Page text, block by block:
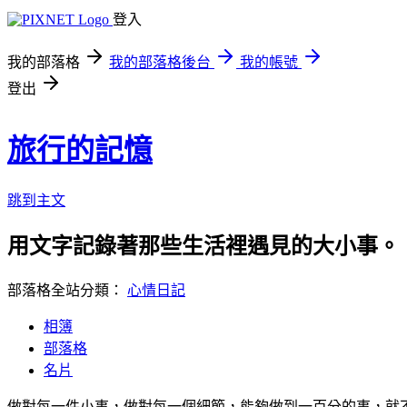
登入
我的部落格 我的部落格後台
我的帳號
登出
旅行的記憶
跳到主文
用文字記錄著那些生活裡遇見的大小事。
部落格全站分類： 心情日記
相簿
部落格
名片